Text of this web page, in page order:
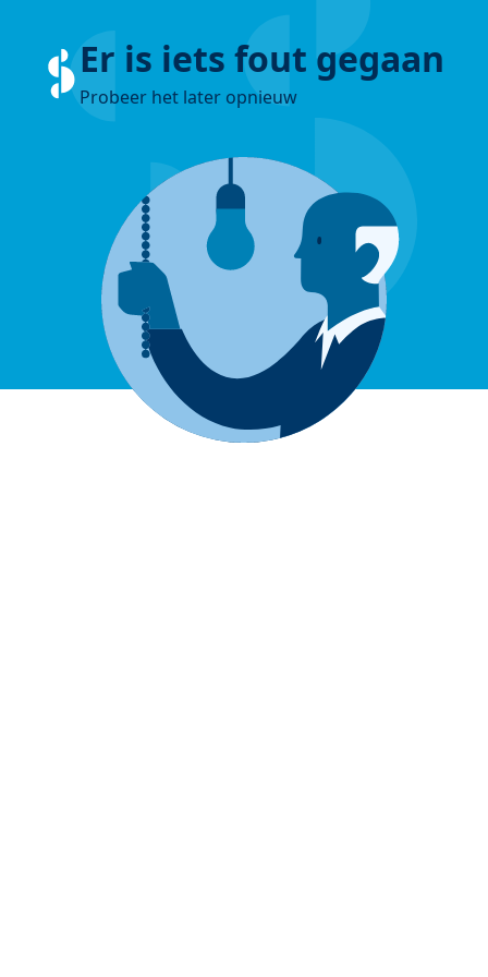
Er is iets fout gegaan
Probeer het later opnieuw